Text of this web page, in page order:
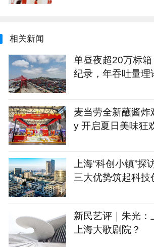
相关新闻
单昼夜超20万标
纪录，年吞吐量
麦当劳全新蘸酱
y 开启夏日美味狂
上海“科创小镇”探
三大优势筑起科技
新民艺评｜朱光
上海大歌剧院？